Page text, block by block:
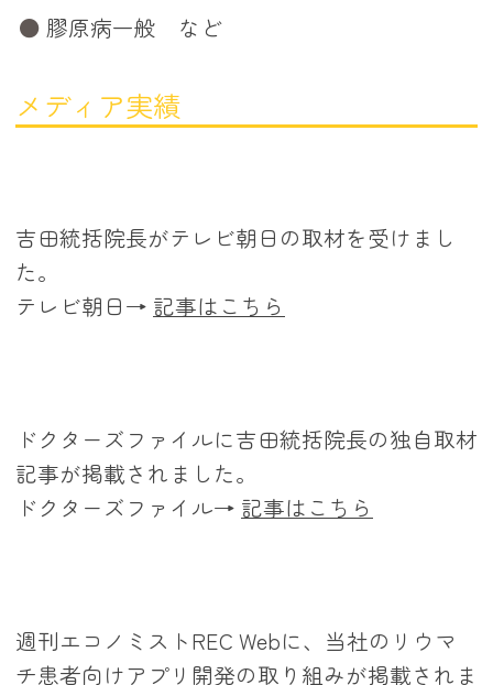
膠原病一般 など
メディア実績
吉田統括院長がテレビ朝日の取材を受けまし
た。
テレビ朝日→ 記事はこちら
ドクターズファイルに吉田統括院長の独自取材
記事が掲載されました。
ドクターズファイル→ 記事はこちら
週刊エコノミストREC Webに、当社のリウマ
チ患者向けアプリ開発の取り組みが掲載されま